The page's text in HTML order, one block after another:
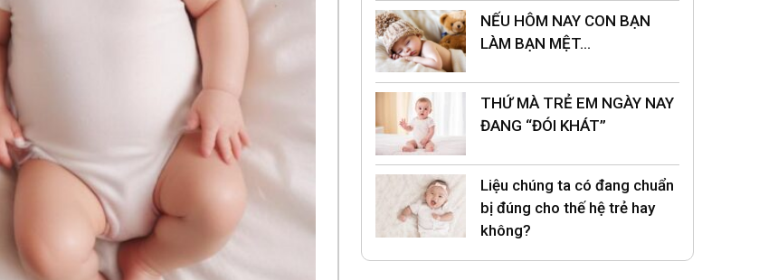
NẾU HÔM NAY CON BẠN
LÀM BẠN MỆT…
THỨ MÀ TRẺ EM NGÀY NAY
ĐANG “ĐÓI KHÁT”
Liệu chúng ta có đang chuẩn
bị đúng cho thế hệ trẻ hay
không?